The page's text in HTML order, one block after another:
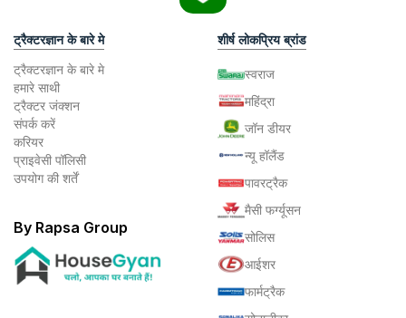
ट्रैक्टरज्ञान के बारे मे
ट्रैक्टरज्ञान के बारे मे
हमारे साथी
ट्रैक्टर जंक्शन
संपर्क करें
करियर
प्राइवेसी पॉलिसी
उपयोग की शर्तें
By Rapsa Group
शीर्ष लोकप्रिय ब्रांड
स्वराज
महिंद्रा
जॉन डीयर
न्यू हॉलैंड
पावरट्रैक
मैसी फर्ग्यूसन
सोलिस
आईशर
फार्मट्रैक